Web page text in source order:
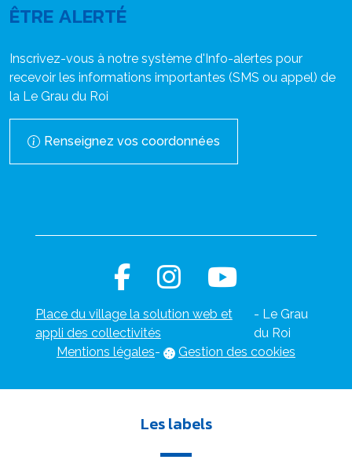
ÊTRE ALERTÉ
Inscrivez-vous à notre système d'Info-alertes pour
recevoir les informations importantes (SMS ou appel) de
la Le Grau du Roi
Renseignez vos coordonnées
Place du village la solution web et
appli des collectivités
- Le Grau
du Roi
Mentions légales- Gestion des cookies
Les labels